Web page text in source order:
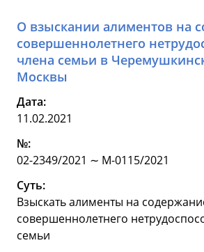
О взыскании алиментов на
совершеннолетнего
члена семьи в
Москвы
Дата:
11.02.2021
№:
02-2349/2021 ∼ М-0115/2021
Суть:
Взыскать алименты на
совершеннолетнего
семьи